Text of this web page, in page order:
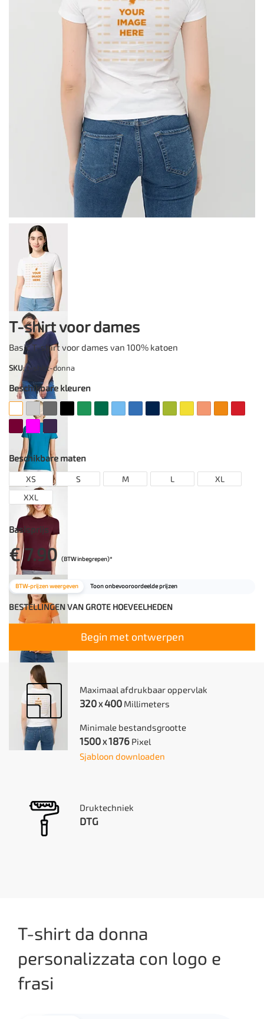
T-shirt voor dames
Basic T-shirt voor dames van 100% katoen
SKU: t-shirt-donna
Beschikbare kleuren
Beschikbare maten
XS S M L
XL
XXL
Basisprijs
€ 7.90 (BTW inbegrepen)*
BTW-prijzen weergeven Toon onbevooroordeelde prijzen
BESTELLINGEN VAN GROTE HOEVEELHEDEN
Begin met ontwerpen
Maximaal afdrukbaar oppervlak
320 X 400Millimeters
Minimale bestandsgrootte
1500 X 1876Pixel
Sjabloon downloaden
Druktechniek
DTG
T-shirt da donna
personalizzata con logo e
frasi